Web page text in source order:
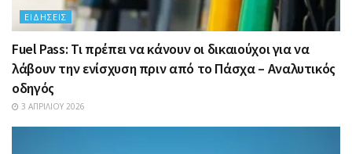
ΕΙΔΉΣΕΙΣ
Fuel Pass: Τι πρέπει να κάνουν οι δικαιούχοι για να
λάβουν την ενίσχυση πριν από το Πάσχα – Αναλυτικός
οδηγός
3 ΑΠΡΙΛΊΟΥ 2026